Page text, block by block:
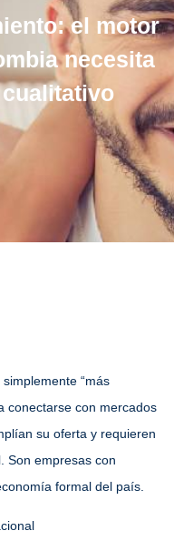
el motor
necesita
“más
conectarse con mercados
su oferta y requieren
Son empresas con
formal del país.